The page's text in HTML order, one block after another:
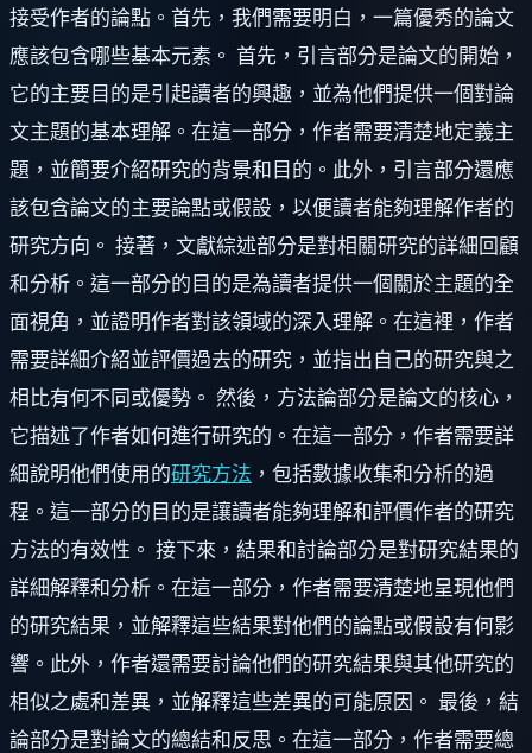
接受作者的論點。首先，我們需要明白，一篇優秀的論文
應該包含哪些基本元素。 首先，引言部分是論文的開始，
它的主要目的是引起讀者的興趣，並為他們提供一個對論
文主題的基本理解。在這一部分，作者需要清楚地定義主
題，並簡要介紹研究的背景和目的。此外，引言部分還應
該包含論文的主要論點或假設，以便讀者能夠理解作者的
研究方向。 接著，文獻綜述部分是對相關研究的詳細回顧
和分析。這一部分的目的是為讀者提供一個關於主題的全
面視角，並證明作者對該領域的深入理解。在這裡，作者
需要詳細介紹並評價過去的研究，並指出自己的研究與之
相比有何不同或優勢。 然後，方法論部分是論文的核心，
它描述了作者如何進行研究的。在這一部分，作者需要詳
細說明他們使用的研究方法 ，包括數據收集和分析的過
程。這一部分的目的是讓讀者能夠理解和評價作者的研究
方法的有效性。 接下來，結果和討論部分是對研究結果的
詳細解釋和分析。在這一部分，作者需要清楚地呈現他們
的研究結果，並解釋這些結果對他們的論點或假設有何影
響。此外，作者還需要討論他們的研究結果與其他研究的
相似之處和差異，並解釋這些差異的可能原因。 最後，結
論部分是對論文的總結和反思。在這一部分，作者需要總